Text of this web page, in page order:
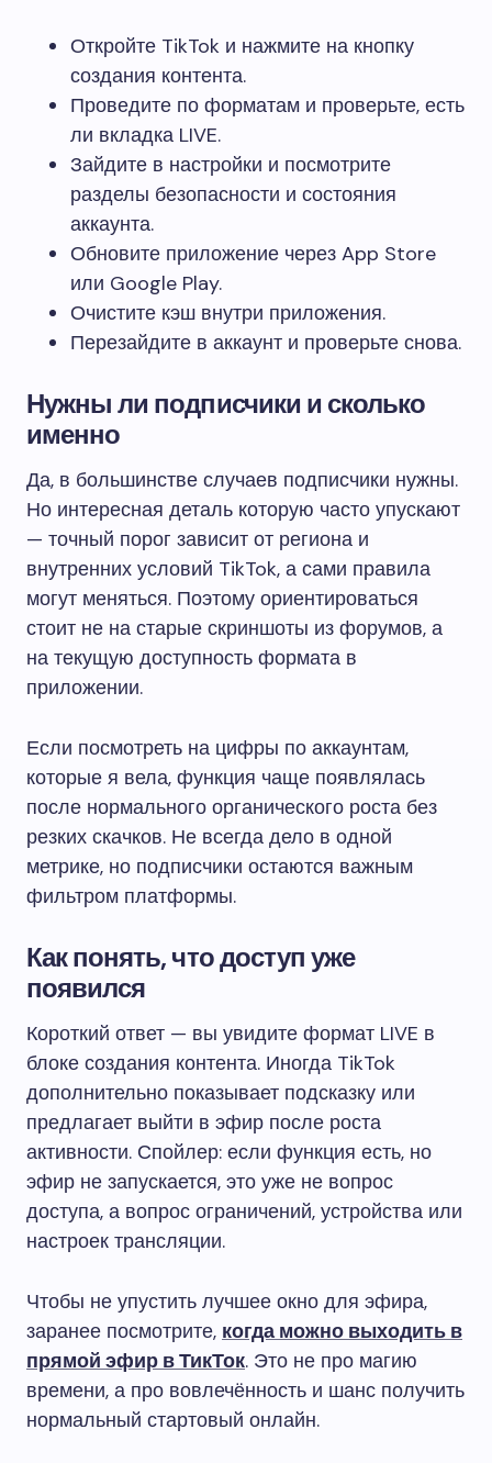
Откройте TikTok и нажмите на кнопку
создания контента.
Проведите по форматам и проверьте, есть
ли вкладка LIVE.
Зайдите в настройки и посмотрите
разделы безопасности и состояния
аккаунта.
Обновите приложение через App Store
или Google Play.
Очистите кэш внутри приложения.
Перезайдите в аккаунт и проверьте снова.
Нужны ли подписчики и сколько
именно
Да, в большинстве случаев подписчики нужны.
Но интересная деталь которую часто упускают
— точный порог зависит от региона и
внутренних условий TikTok, а сами правила
могут меняться. Поэтому ориентироваться
стоит не на старые скриншоты из форумов, а
на текущую доступность формата в
приложении.
Если посмотреть на цифры по аккаунтам,
которые я вела, функция чаще появлялась
после нормального органического роста без
резких скачков. Не всегда дело в одной
метрике, но подписчики остаются важным
фильтром платформы.
Как понять, что доступ уже
появился
Короткий ответ — вы увидите формат LIVE в
блоке создания контента. Иногда TikTok
дополнительно показывает подсказку или
предлагает выйти в эфир после роста
активности. Спойлер: если функция есть, но
эфир не запускается, это уже не вопрос
доступа, а вопрос ограничений, устройства или
настроек трансляции.
Чтобы не упустить лучшее окно для эфира,
заранее посмотрите, когда можно выходить в
прямой эфир в ТикТок. Это не про магию
времени, а про вовлечённость и шанс получить
нормальный стартовый онлайн.